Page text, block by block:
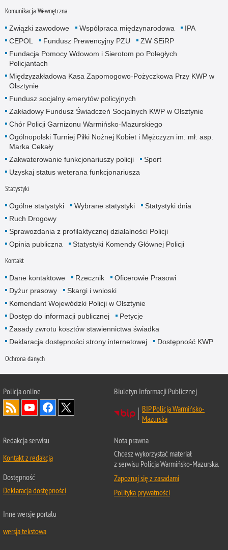
Komunikacja Wewnętrzna
Związki zawodowe Współpraca międzynarodowa
IPA
CEPOL
Fundusz Prewencyjny PZU
ZW SEiRP
Fundacja Pomocy Wdowom i Sierotom po Poległych
Policjantach
Międzyzakładowa Kasa Zapomogowo-Pożyczkowa Przy KWP w
Olsztynie
Fundusz socjalny emerytów policyjnych
Zakładowy Fundusz Świadczeń Socjalnych KWP w Olsztynie
Chór Policji Garnizonu Warmińsko-Mazurskiego
Ogólnopolski Turniej Piłki Nożnej Kobiet i Mężczyzn im. mł. asp.
Marka Cekały
Zakwaterowanie funkcjonariuszy policji
Sport
Uzyskaj status weterana funkcjonariusza
Statystyki
Ogólne statystyki Wybrane statystyki
Statystyki dnia
Ruch Drogowy
Sprawozdania z profilaktycznej działalności Policji
Opinia publiczna
Statystyki Komendy Głównej Policji
Kontakt
Dane kontaktowe Rzecznik
Oficerowie Prasowi
Dyżur prasowy
Skargi i wnioski
Komendant Wojewódzki Policji w Olsztynie
Dostęp do informacji publicznej
Petycje
Zasady zwrotu kosztów stawiennictwa świadka
Deklaracja dostępności strony internetowej
Dostępność KWP
Ochrona danych
Policja online
Biuletyn Informacji Publicznej
BIP Policja Warmińsko-
Mazurska
Redakcja serwisu
Kontakt z redakcją
Dostępność
Deklaracja dostępności
Nota prawna
Chcesz wykorzystać materiał
z serwisu Policja Warmińsko-Mazurska.
Zapoznaj się z zasadami
Polityka prywatności
Inne wersje portalu
wersja tekstowa